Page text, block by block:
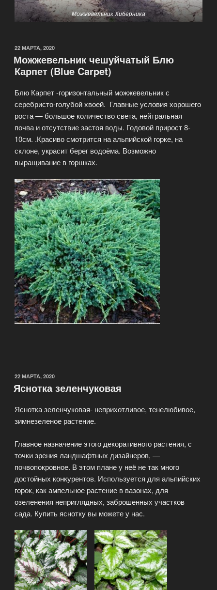
Можжевельник Хиберника
ОПУБЛИКОВАНО
22 МАРТА, 2020
Можжевельник чешуйчатый Блю
Карпет (Blue Carpet)
Блю Карпет -горизонтальный можжевельник с
серебристо-голубой хвоей. Главные условия хорошего
роста — большое количество света, нейтральная
почва и отсутствие застоя воды. Годовой прирост 8-
10см. .Красиво смотрится на альпийской горке, на
склоне, украсит берег водоёма. Возможно
выращивание в горшках.
ОПУБЛИКОВАНО
22 МАРТА, 2020
Яснотка зеленчуковая
Яснотка зеленчуковая- неприхотливое, тенелюбивое,
зимнезеленое растение.
Главное назначение этого декоративного растения, с
точки зрения ландшафтных дизайнеров, —
почвопокровное. В этом плане у неё не так много
достойных конкурентов. Используется для альпийских
горок, как ампельное растение в вазонах, для
озеленения неприглядных, заброшенных участков
сада. Купить яснотку вы можете у нас.